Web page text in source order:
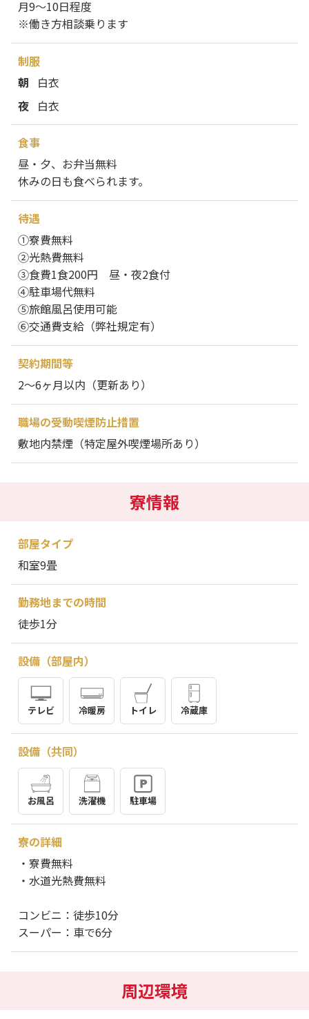
月9～10日程度
※働き方相談乗ります
制服
朝
白衣
夜 白衣
食事
昼・夕、お弁当無料
休みの日も食べられます。
待遇
①寮費無料
②光熱費無料
③食費1食200円 昼・夜2食付
④駐車場代無料
⑤旅館風呂使用可能
⑥交通費支給（弊社規定有）
契約期間等
2～6ヶ月以内（更新あり）
職場の受動喫煙防止措置
敷地内禁煙（特定屋外喫煙場所あり）
寮情報
部屋タイプ
和室9畳
勤務地までの時間
徒歩1分
設備（部屋内）
テレビ 冷暖房 トイレ 冷蔵庫
設備（共同）
お風呂 洗濯機 駐車場
寮の詳細
・寮費無料
・水道光熱費無料
コンビニ：徒歩10分
スーパー：車で6分
周辺環境